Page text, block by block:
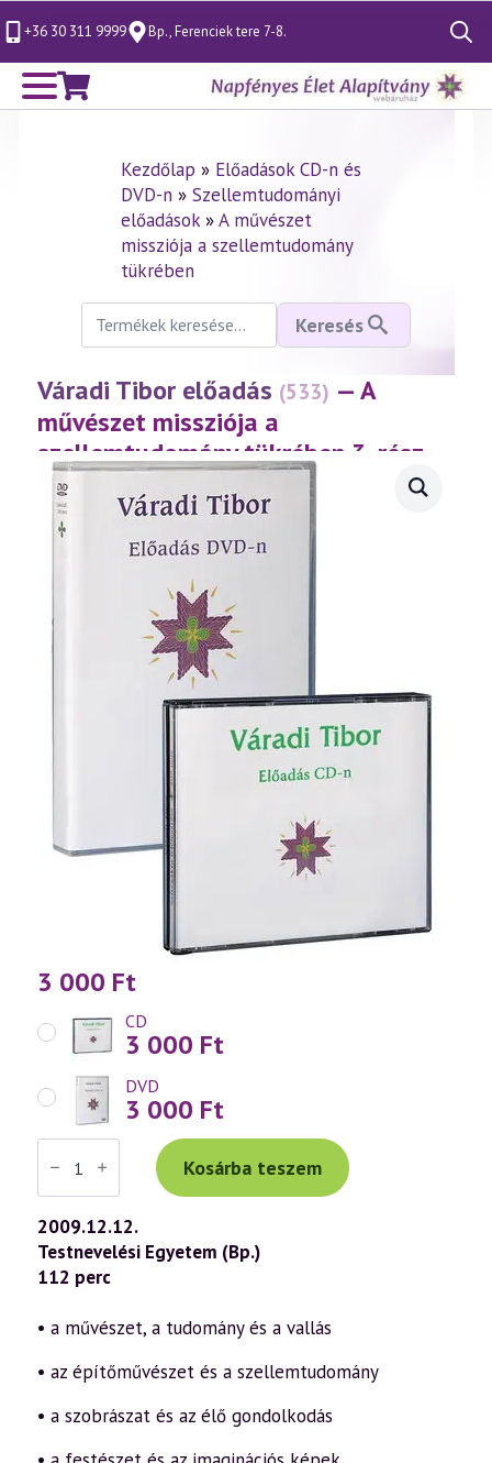
+36 30 311 9999 Bp., Ferenciek tere 7-8.
Search
for:
Kezdőlap » Előadások CD-n és
DVD-n» Szellemtudományi
előadások»A művészet
missziója a szellemtudomány
tükrében
Keresés
következőre:
Keresés
Váradi Tibor előadás (533) — A
művészet missziója a
szellemtudomány tükrében 3. rész
(2009.12.12.)
3 000 Ft
CD
3 000 Ft
DVD
3 000 Ft
Váradi
Tibor
előadás
(533)
—
A
művészet
missziója
a
tükrében
(2009.12.12.)
Kosárba teszem
2009.12.12.
Testnevelési Egyetem (Bp.)
112 perc
• a művészet, a tudomány és a vallás
• az építőművészet és a szellemtudomány
• a szobrászat és az élő gondolkodás